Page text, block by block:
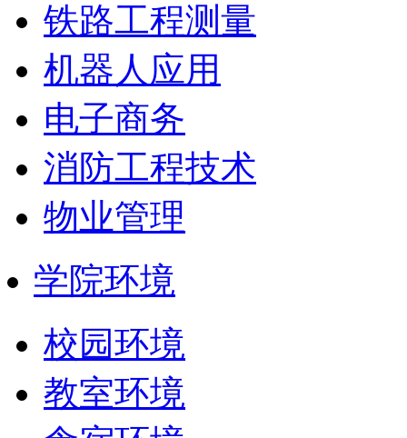
铁路工程测量
机器人应用
电子商务
消防工程技术
物业管理
学院环境
校园环境
教室环境